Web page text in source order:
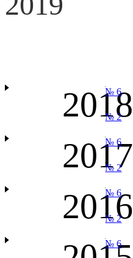
2018
№ 6
№ 2
2017
№ 6
№ 2
2016
№ 6
№ 2
№ 6